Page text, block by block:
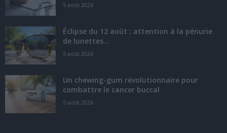
5 août 2026
Éclipse du 12 août : attention à la pénurie
de lunettes...
5 août 2026
Un chewing-gum révolutionnaire pour
combattre le cancer buccal
5 août 2026